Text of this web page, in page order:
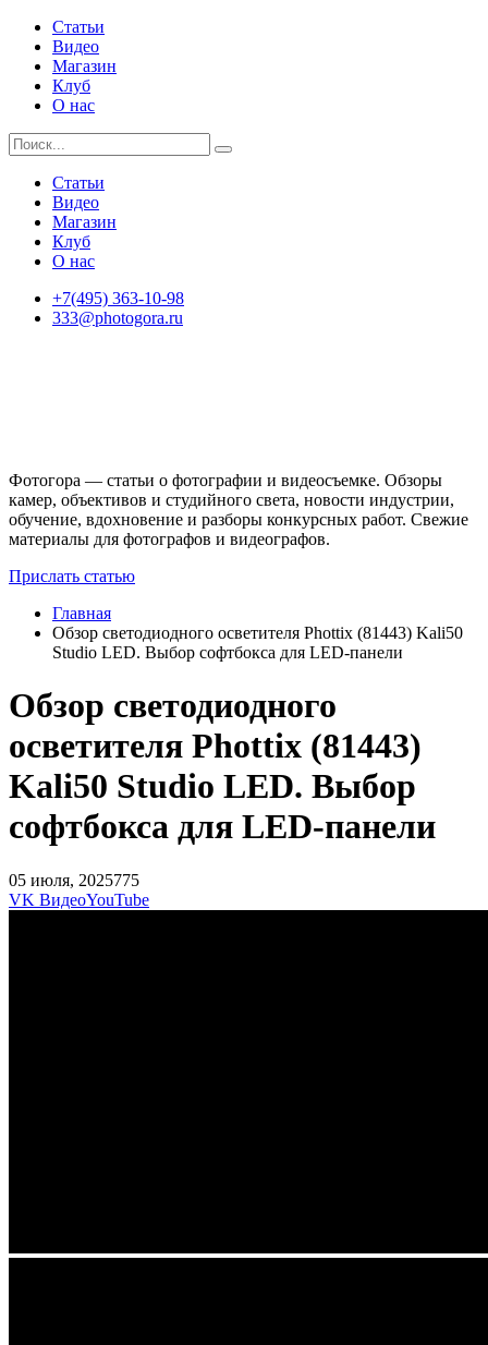
Статьи
Видео
Магазин
Клуб
О нас
Статьи
Видео
Магазин
Клуб
О нас
+7(495) 363-10-98
333@photogora.ru
Фотогора — статьи о фотографии и видеосъемке. Обзоры
камер, объективов и студийного света, новости индустрии,
обучение, вдохновение и разборы конкурсных работ. Свежие
материалы для фотографов и видеографов.
Прислать статью
Главная
Обзор светодиодного осветителя Phottix (81443) Kali50
Studio LED. Выбор софтбокса для LED-панели
Обзор светодиодного
осветителя Phottix (81443)
Kali50 Studio LED. Выбор
софтбокса для LED-панели
05 июля, 2025775
VK ВидеоYouTube